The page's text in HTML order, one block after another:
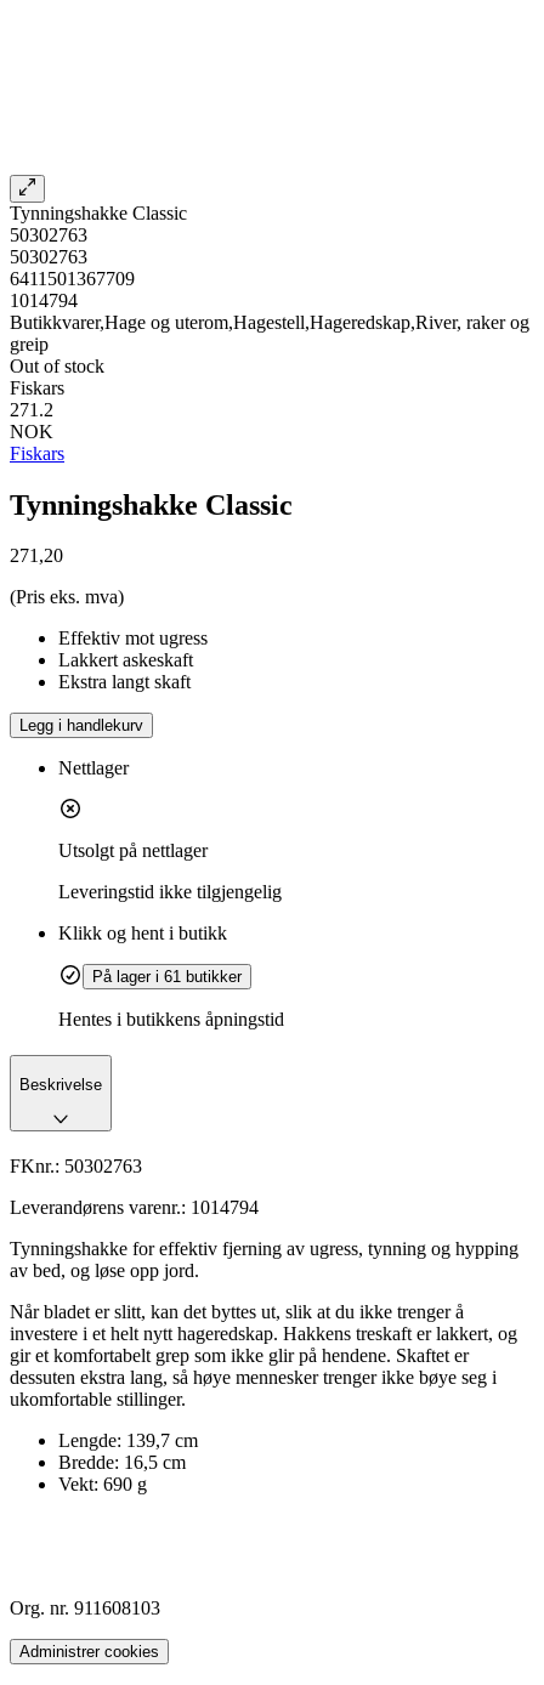
Tynningshakke Classic
50302763
50302763
6411501367709
1014794
Butikkvarer,Hage og uterom,Hagestell,Hageredskap,River, raker og
greip
Out of stock
Fiskars
271.2
NOK
Fiskars
Tynningshakke Classic
271,20
(Pris eks. mva)
Effektiv mot ugress
Lakkert askeskaft
Ekstra langt skaft
Legg i handlekurv
Nettlager
Utsolgt på nettlager
Leveringstid ikke tilgjengelig
Klikk og hent i butikk
På lager i 61 butikker
Hentes i butikkens åpningstid
Beskrivelse
FKnr.: 50302763
Leverandørens varenr.: 1014794
Tynningshakke for effektiv fjerning av ugress, tynning og hypping
av bed, og løse opp jord.
Når bladet er slitt, kan det byttes ut, slik at du ikke trenger å
investere i et helt nytt hageredskap. Hakkens treskaft er lakkert, og
gir et komfortabelt grep som ikke glir på hendene. Skaftet er
dessuten ekstra lang, så høye mennesker trenger ikke bøye seg i
ukomfortable stillinger.
Lengde: 139,7 cm
Bredde: 16,5 cm
Vekt: 690 g
Org. nr. 911608103
Administrer cookies